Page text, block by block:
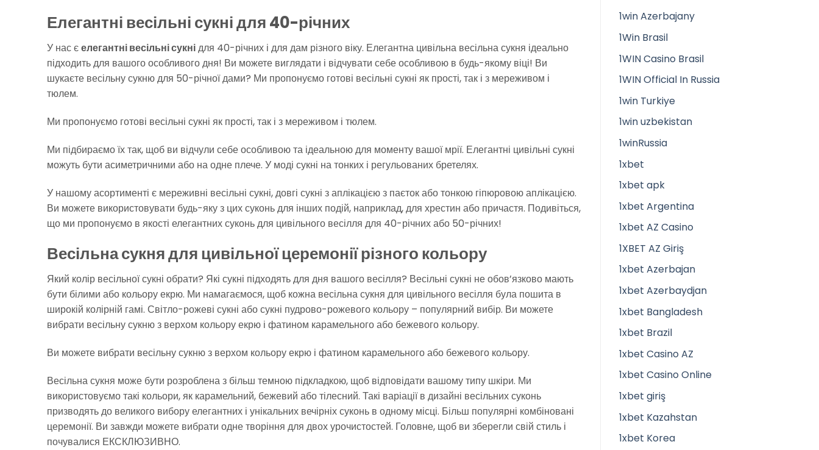
Елегантні весільні сукні для 40-річних
У нас єелегантні весільні сукнідля 40-річних і для дам різного віку. Елегантна цивільна весільна сукня ідеально
підходить для вашого особливого дня! Ви можете виглядати і відчувати себе особливою в будь-якому віці! Ви
шукаєте весільну сукню для 50-річної дами? Ми пропонуємо готові весільні сукні як прості, так і з мереживом і
тюлем.
Ми пропонуємо готові весільні сукні як прості, так і з мереживом і тюлем.
Ми підбираємо їх так, щоб ви відчули себе особливою та ідеальною для моменту вашої мрії. Елегантні цивільні сукні
можуть бути асиметричними або на одне плече. У моді сукні на тонких і регульованих бретелях.
У нашому асортименті є мереживні весільні сукні, довгі сукні з аплікацією з паєток або тонкою гіпюровою аплікацією.
Ви можете використовувати будь-яку з цих суконь для інших подій, наприклад, для хрестин або причастя. Подивіться,
що ми пропонуємо в якості елегантних суконь для цивільного весілля для 40-річних або 50-річних!
Весільна сукня для цивільної церемонії різного кольору
Який колір весільної сукні обрати? Які сукні підходять для дня вашого весілля? Весільні сукні не обов’язково мають
бути білими або кольору екрю. Ми намагаємося, щоб кожна весільна сукня для цивільного весілля була пошита в
широкій колірній гамі. Світло-рожеві сукні або сукні пудрово-рожевого кольору – популярний вибір. Ви можете
вибрати весільну сукню з верхом кольору екрю і фатином карамельного або бежевого кольору.
Ви можете вибрати весільну сукню з верхом кольору екрю і фатином карамельного або бежевого кольору.
Весільна сукня може бути розроблена з більш темною підкладкою, щоб відповідати вашому типу шкіри. Ми
використовуємо такі кольори, як карамельний, бежевий або тілесний. Такі варіації в дизайні весільних суконь
призводять до великого вибору елегантних і унікальних вечірніх суконь в одному місці. Більш популярні комбіновані
церемонії. Ви завжди можете вибрати одне творіння для двох урочистостей. Головне, щоб ви зберегли свій стиль і
почувалися ЕКСКЛЮЗИВНО.
1win Azerbajany
1Win Brasil
1WIN Casino Brasil
1WIN Official In Russia
1win Turkiye
1win uzbekistan
1winRussia
1xbet
1xbet apk
1xbet Argentina
1xbet AZ Casino
1XBET AZ Giriş
1xbet Azerbajan
1xbet Azerbaydjan
1xbet Bangladesh
1xbet Brazil
1xbet Casino AZ
1xbet Casino Online
1xbet giriş
1xbet Kazahstan
1xbet Korea